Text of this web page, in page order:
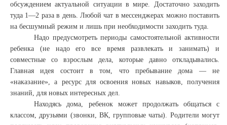
обсуждением актуальной ситуации в мире. Достаточно заходить
туда 1—2 раза в день. Любой чат в мессенджерах можно поставить
на бесшумный режим и лишь при необходимости заходить туда.
Надо предусмотреть периоды самостоятельной активности
ребенка (не надо его все время развлекать и занимать) и
совместные со взрослым дела, которые давно откладывались.
Главная идея состоит в том, что пребывание дома — не
«наказание», а ресурс для освоения новых навыков, получения
знаний, для новых интересных дел.
Находясь дома, ребенок может продолжать общаться с
классом, друзьями (звонки, ВК, групповые чаты). Родители могут